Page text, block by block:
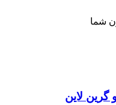
شما
لاین